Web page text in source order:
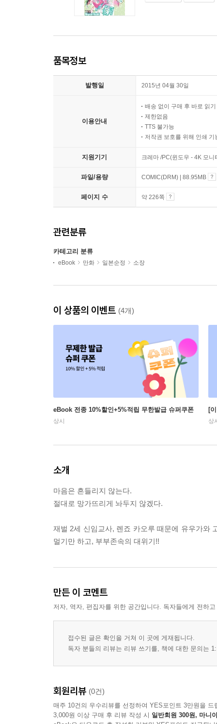
품목정보
발행일 2015년 04월 30일
이용안내
배송 없이 구매 후 바로 읽기
제한없음
TTS 불가능
저작권 보호를 위해 인쇄 기
지원기기 크레마 /PC(윈도우 - 4K 모
파일/용량 COMIC(DRM) | 88.95MB
페이지 수 약 226쪽
관련분류
카테고리 분류
eBook 만화 일본순정 소장
이 상품의 이벤트 (4개)
eBook 전종 10%할인+5%적립 무한발급 슈퍼쿠폰
상시
[
상
소개
마음은 흔들리지 않는다.
절대로 망가뜨리게 놔두지 않겠다.
재벌 2세 신임교사, 렌죠 카오루 때문에 유우가와
멀기만 하고, 부부존속의 대위기!!
만든 이 코멘트
저자, 역자, 편집자를 위한 공간입니다. 독자들에게 전하
접수된 글은 확인을 거쳐 이 곳에 게재됩니다.
독자 분들의 리뷰는 리뷰 쓰기를, 책에 대한 문의는
회원리뷰 (0건)
매주 10건의 우수리뷰를 선정하여 YES포인트 3만원을 드
3,000원 이상 구매 후 리뷰 작성 시 일반회원 300원, 마니